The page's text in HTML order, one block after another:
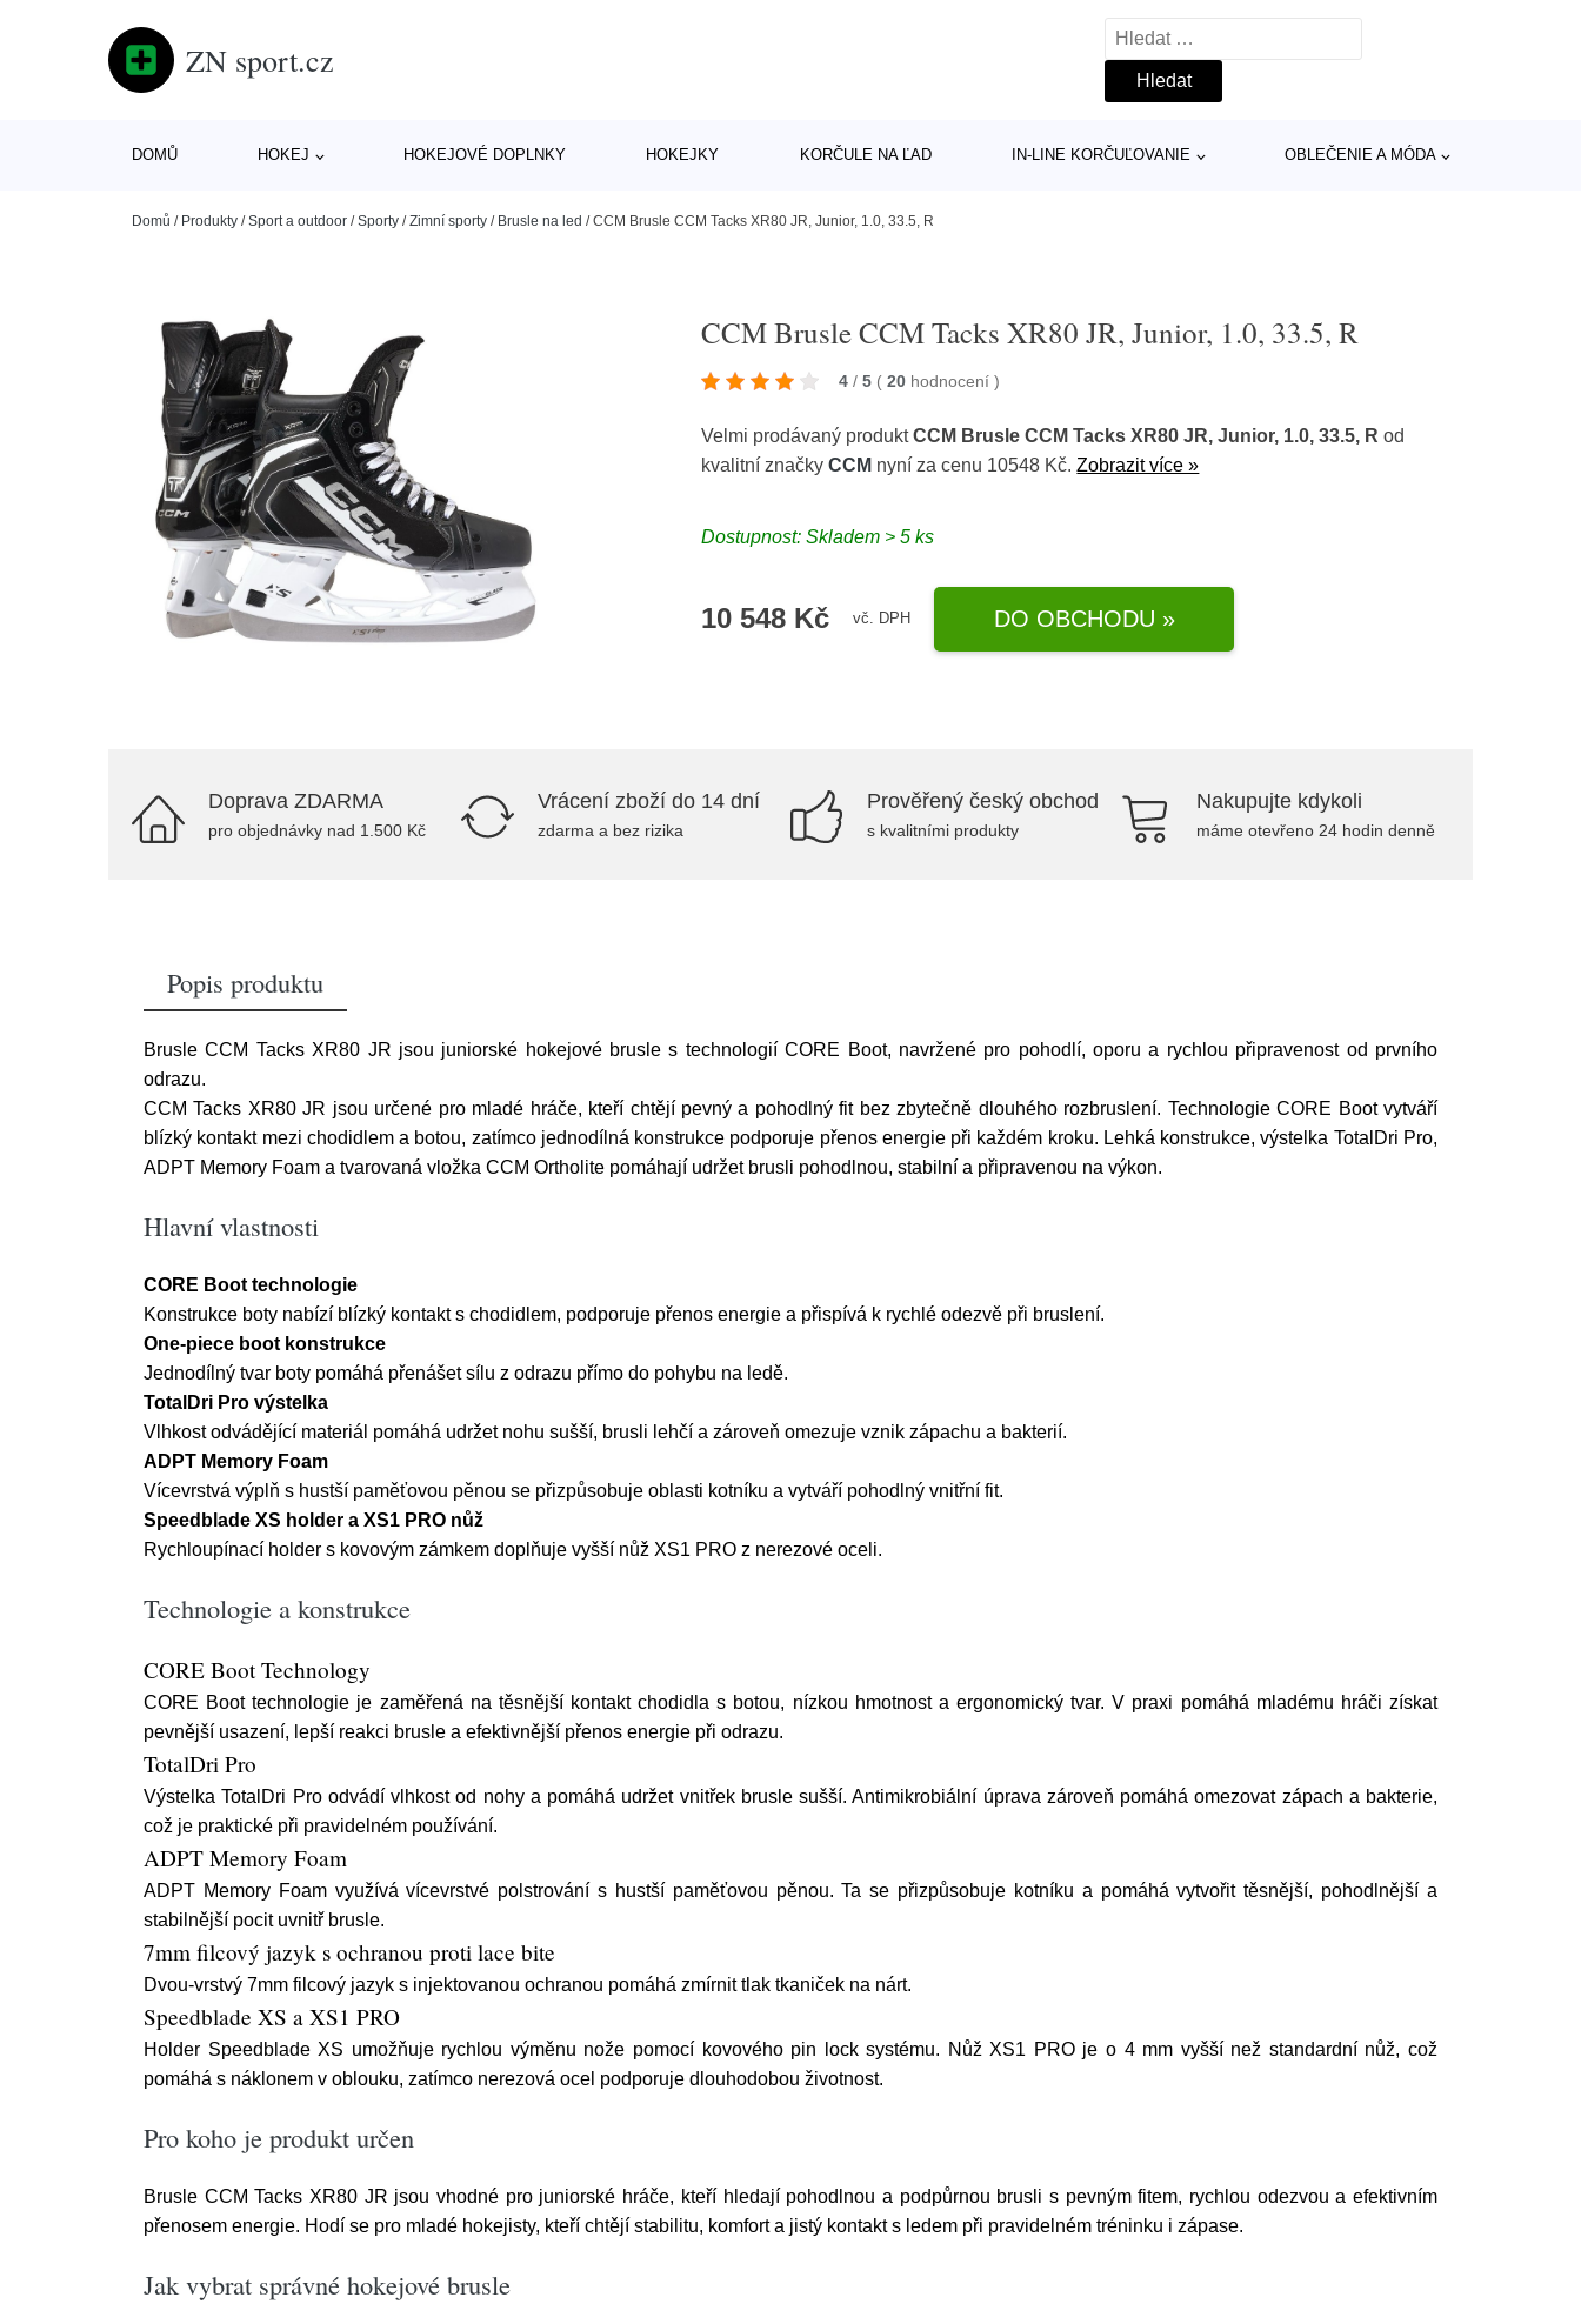
ZN sport.cz
Vyhledávání
DOMŮ HOKEJ HOKEJOVÉ DOPLNKY HOKEJKY KORČULE NA ĽAD IN-LINE KORČUĽOVANIE OBLEČENIE A MÓDA
Domů / Produkty /Sport a outdoor /Sporty /Zimní sporty / Brusle na led /CCM Brusle CCM Tacks XR80 JR, Junior, 1.0, 33.5, R
CCM Brusle CCM Tacks XR80 JR, Junior, 1.0, 33.5, R
4 / 5 ( 20 hodnocení)
Velmi prodávaný produktCCM Brusle CCM Tacks XR80 JR, Junior, 1.0, 33.5, R od
kvalitní značkyCCM nyní za cenu 10548 Kč.Zobrazit více »
Dostupnost: Skladem > 5 ks
10 548 Kč vč. DPH DO OBCHODU »
Doprava ZDARMA
pro objednávky nad 1.500 Kč
Vrácení zboží do 14 dní
zdarma a bez rizika
Prověřený český obchod
s kvalitními produkty
Nakupujte kdykoli
máme otevřeno 24 hodin denně
Popis produktu
Brusle CCM Tacks XR80 JR jsou juniorské hokejové brusle s technologií CORE Boot, navržené pro pohodlí, oporu a rychlou připravenost od prvního
odrazu.
CCM Tacks XR80 JR jsou určené pro mladé hráče, kteří chtějí pevný a pohodlný fit bez zbytečně dlouhého rozbruslení. Technologie CORE Boot vytváří
blízký kontakt mezi chodidlem a botou, zatímco jednodílná konstrukce podporuje přenos energie při každém kroku. Lehká konstrukce, výstelka TotalDri Pro,
ADPT Memory Foam a tvarovaná vložka CCM Ortholite pomáhají udržet brusli pohodlnou, stabilní a připravenou na výkon.
Hlavní vlastnosti
CORE Boot technologie
Konstrukce boty nabízí blízký kontakt s chodidlem, podporuje přenos energie a přispívá k rychlé odezvě při bruslení.
One-piece boot konstrukce
Jednodílný tvar boty pomáhá přenášet sílu z odrazu přímo do pohybu na ledě.
TotalDri Pro výstelka
Vlhkost odvádějící materiál pomáhá udržet nohu sušší, brusli lehčí a zároveň omezuje vznik zápachu a bakterií.
ADPT Memory Foam
Vícevrstvá výplň s hustší paměťovou pěnou se přizpůsobuje oblasti kotníku a vytváří pohodlný vnitřní fit.
Speedblade XS holder a XS1 PRO nůž
Rychloupínací holder s kovovým zámkem doplňuje vyšší nůž XS1 PRO z nerezové oceli.
Technologie a konstrukce
CORE Boot Technology
CORE Boot technologie je zaměřená na těsnější kontakt chodidla s botou, nízkou hmotnost a ergonomický tvar. V praxi pomáhá mladému hráči získat
pevnější usazení, lepší reakci brusle a efektivnější přenos energie při odrazu.
TotalDri Pro
Výstelka TotalDri Pro odvádí vlhkost od nohy a pomáhá udržet vnitřek brusle sušší. Antimikrobiální úprava zároveň pomáhá omezovat zápach a bakterie,
což je praktické při pravidelném používání.
ADPT Memory Foam
ADPT Memory Foam využívá vícevrstvé polstrování s hustší paměťovou pěnou. Ta se přizpůsobuje kotníku a pomáhá vytvořit těsnější, pohodlnější a
stabilnější pocit uvnitř brusle.
7mm filcový jazyk s ochranou proti lace bite
Dvou-vrstvý 7mm filcový jazyk s injektovanou ochranou pomáhá zmírnit tlak tkaniček na nárt.
Speedblade XS a XS1 PRO
Holder Speedblade XS umožňuje rychlou výměnu nože pomocí kovového pin lock systému. Nůž XS1 PRO je o 4 mm vyšší než standardní nůž, což
pomáhá s náklonem v oblouku, zatímco nerezová ocel podporuje dlouhodobou životnost.
Pro koho je produkt určen
Brusle CCM Tacks XR80 JR jsou vhodné pro juniorské hráče, kteří hledají pohodlnou a podpůrnou brusli s pevným fitem, rychlou odezvou a efektivním
přenosem energie. Hodí se pro mladé hokejisty, kteří chtějí stabilitu, komfort a jistý kontakt s ledem při pravidelném tréninku i zápase.
Jak vybrat správné hokejové brusle